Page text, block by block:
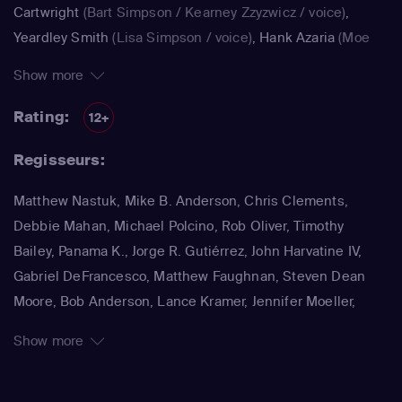
Cartwright (Bart Simpson / Kearney Zzyzwicz / voice)
Yeardley Smith (Lisa Simpson / voice) Hank Azaria (Moe
Castellaneta(Homer Simpson / Kodos)
(Bart Simpson)
Houten / Clancy Wiggum / Snake Jailbird / Maximilian von
Gumble / Sideshow Mel / Hans Moleman / Mayor Quimby)
(Marge Simpson / Patty Bouvier / Selma
Bouvier)
Nancy Cartwright
(Bart Simpson / Ralph Wiggum
Hank Azaria
(Cletus Spuckler / Kirk Van
Houten / Clancy Wiggum / Gary Chalmers / Moe Szyslak /
Comic Book Guy)
Show more
Rating: 12+
Regisseurs:
Matthew Nastuk, Mike B. Anderson, Chris Clements,
Debbie Mahan, Michael Polcino, Rob Oliver, Timothy
Bailey, Panama K., Jorge R. Gutiérrez, John Harvatine IV,
Gabriel DeFrancesco, Matthew Faughnan, Steven Dean
Moore, Bob Anderson, Lance Kramer, Jennifer Moeller,
Show more